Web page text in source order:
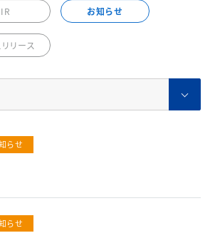
築一戸建て
どはお気軽にご連絡ください。
サンスアージュ
の他区分マンション
などはお気軽にご連絡ください。
ンスホームデザイン
- 18:30 当社休日除く
ご相談フォーム
種資料請求
求、購入、資産運用に関するお問い合わ
どはお気軽にご連絡ください。
ション 戸建て住宅
説明会資料等
IR お知らせ
リース
らせ
らせ